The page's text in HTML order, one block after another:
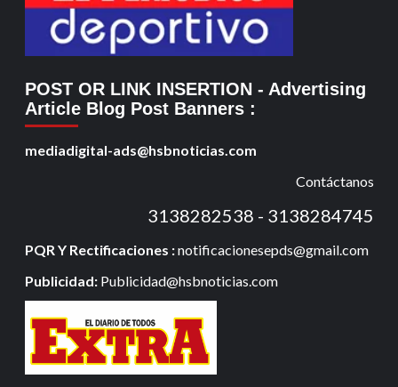
POST OR LINK INSERTION - Advertising
Article Blog Post Banners :
mediadigital-ads@hsbnoticias.com
Contáctanos
3138282538 - 3138284745
PQR Y Rectificaciones :notificacionesepds@gmail.com
Publicidad: Publicidad@hsbnoticias.com